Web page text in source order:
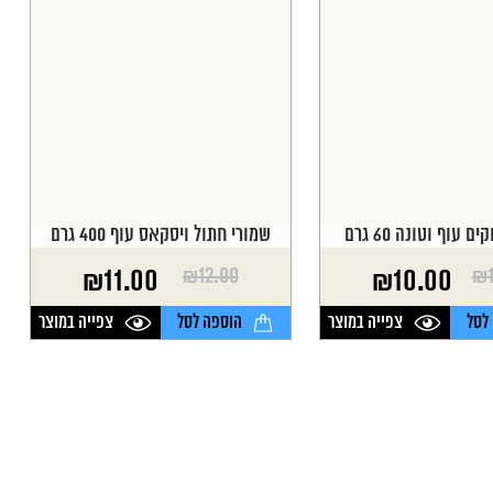
עוף וטונה 60 גרם
₪
₪10.00
צפייה במוצר
שמורי חתול ויסקאס עוף 400 גרם
₪12.00
המחיר
המקורי
היה:
₪11.00
המחיר
הנוכחי
הוא:
הוספה לסל צפייה במוצר